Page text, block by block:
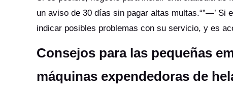
un aviso de 30 días sin pagar altas multas.“”—’
indicar posibles problemas con su servicio, y es
Consejos para las pequeñas
máquinas expendedoras de